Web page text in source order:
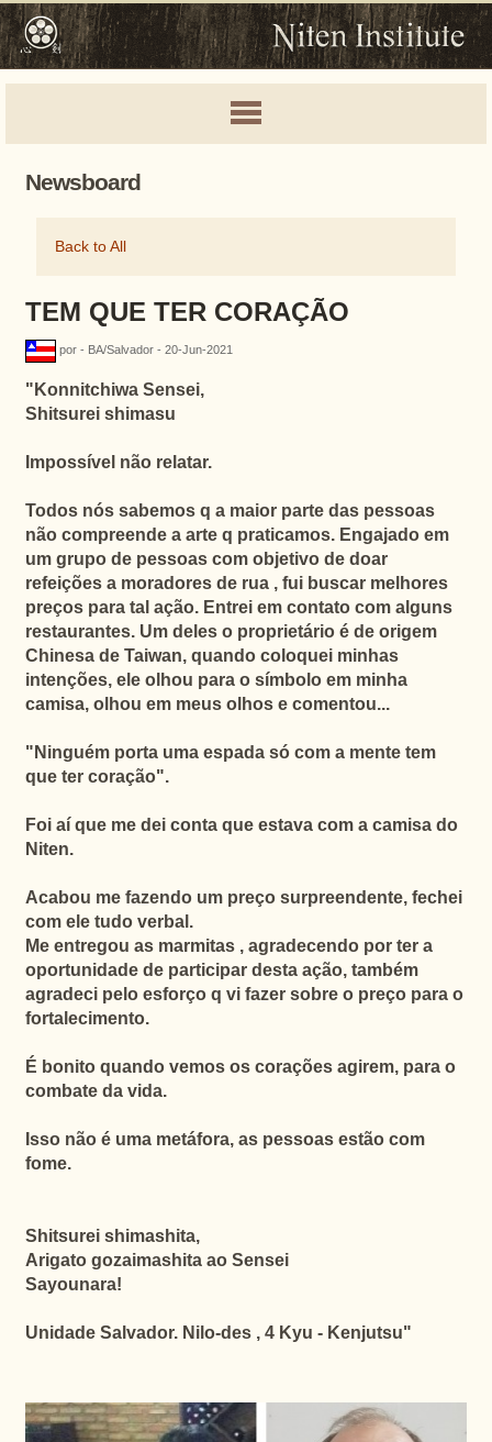
Newsboard
Back to All
TEM QUE TER CORAÇÃO
por - BA/Salvador - 20-Jun-2021
"Konnitchiwa Sensei,
Shitsurei shimasu
Impossível não relatar.
Todos nós sabemos q a maior parte das pessoas
não compreende a arte q praticamos. Engajado em
um grupo de pessoas com objetivo de doar
refeições a moradores de rua , fui buscar melhores
preços para tal ação. Entrei em contato com alguns
restaurantes. Um deles o proprietário é de origem
Chinesa de Taiwan, quando coloquei minhas
intenções, ele olhou para o símbolo em minha
camisa, olhou em meus olhos e comentou...
"Ninguém porta uma espada só com a mente tem
que ter coração".
Foi aí que me dei conta que estava com a camisa do
Niten.
Acabou me fazendo um preço surpreendente, fechei
com ele tudo verbal.
Me entregou as marmitas , agradecendo por ter a
oportunidade de participar desta ação, também
agradeci pelo esforço q vi fazer sobre o preço para o
fortalecimento.
É bonito quando vemos os corações agirem, para o
combate da vida.
Isso não é uma metáfora, as pessoas estão com
fome.
Shitsurei shimashita,
Arigato gozaimashita ao Sensei
Sayounara!
Unidade Salvador. Nilo-des , 4 Kyu - Kenjutsu"